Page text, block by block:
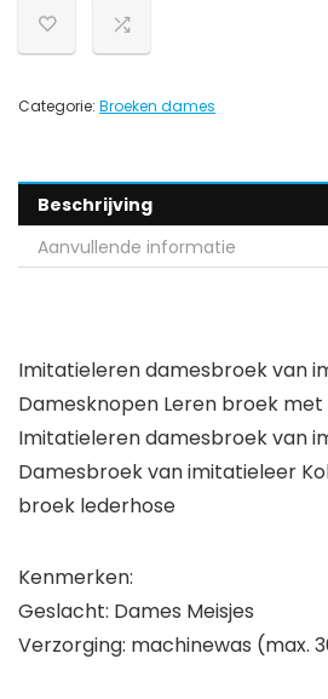
Categorie: Broeken dames
Beschrijving
Aanvullende informatie
Imitatieleren damesbroek van
Damesknopen Leren broek
Imitatieleren damesbroek van
Damesbroek van imitatieleer
broek lederhose
Kenmerken:
Geslacht: Dames Meisjes
Verzorging: machinewas (max.